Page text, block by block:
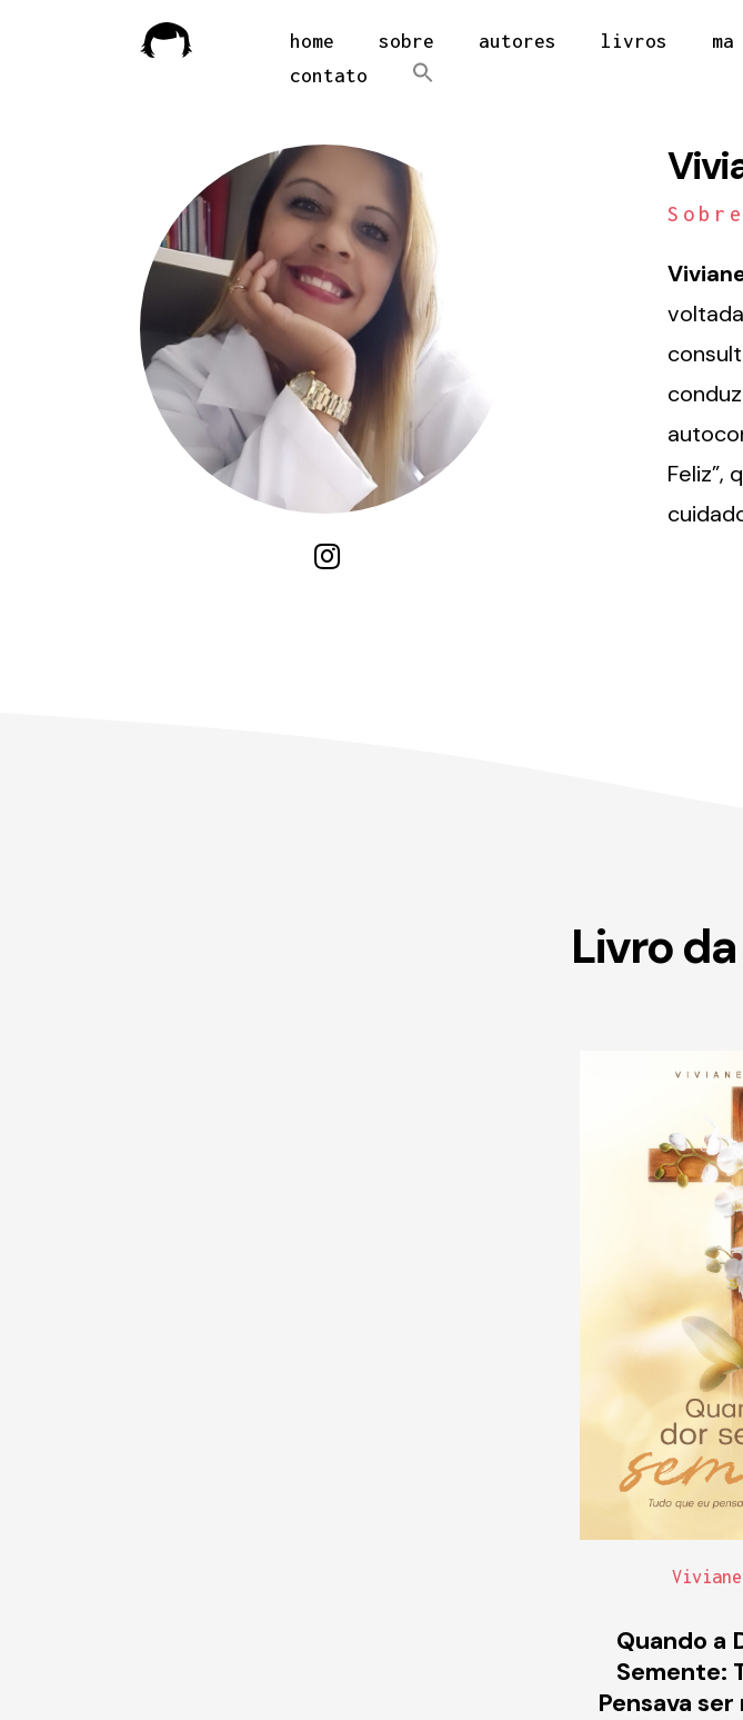
home sobre autores livros
contato
Feliz”,
Livro
Quando a
Semente:
Pensava ser